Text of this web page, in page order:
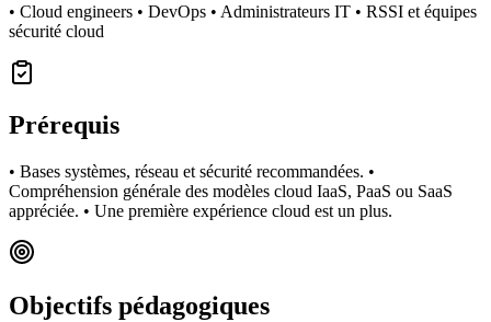
• Cloud engineers • DevOps • Administrateurs IT • RSSI et équipes
sécurité cloud
Prérequis
• Bases systèmes, réseau et sécurité recommandées. •
Compréhension générale des modèles cloud IaaS, PaaS ou SaaS
appréciée. • Une première expérience cloud est un plus.
Objectifs pédagogiques